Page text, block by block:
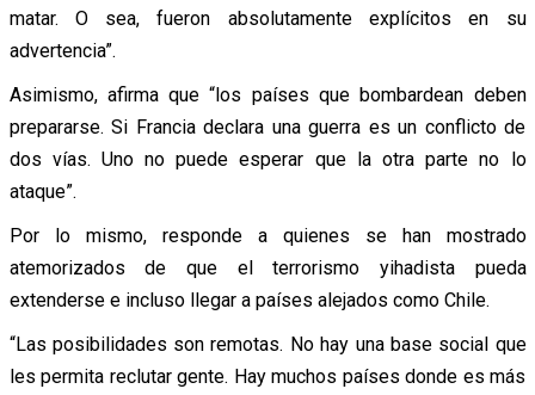
matar. O sea, fueron absolutamente explícitos en su
advertencia”.
Asimismo, afirma que “los países que bombardean deben
prepararse. Si Francia declara una guerra es un conflicto de
dos vías. Uno no puede esperar que la otra parte no lo
ataque”.
Por lo mismo, responde a quienes se han mostrado
atemorizados de que el terrorismo yihadista pueda
extenderse e incluso llegar a países alejados como Chile.
“Las posibilidades son remotas. No hay una base social que
les permita reclutar gente. Hay muchos países donde es más